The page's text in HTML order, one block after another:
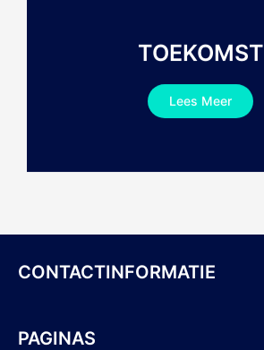
TOEKOMST
Lees Meer
CONTACTINFORMATIE
PAGINAS